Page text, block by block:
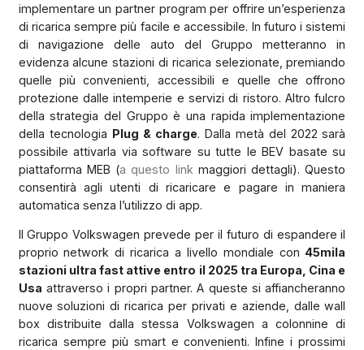
implementare un partner program per offrire un’esperienza
di ricarica sempre più facile e accessibile. In futuro i sistemi
di navigazione delle auto del Gruppo metteranno in
evidenza alcune stazioni di ricarica selezionate, premiando
quelle più convenienti, accessibili e quelle che offrono
protezione dalle intemperie e servizi di ristoro. Altro fulcro
della strategia del Gruppo è una rapida implementazione
della tecnologia Plug & charge. Dalla metà del 2022 sarà
possibile attivarla via software su tutte le BEV basate su
piattaforma MEB (a questo link maggiori dettagli). Questo
consentirà agli utenti di ricaricare e pagare in maniera
automatica senza l’utilizzo di app.
Il Gruppo Volkswagen prevede per il futuro di espandere il
proprio network di ricarica a livello mondiale con 45mila
stazioni ultra fast attive entro il 2025 tra Europa, Cina e
Usa attraverso i propri partner. A queste si affiancheranno
nuove soluzioni di ricarica per privati e aziende, dalle wall
box distribuite dalla stessa Volkswagen a colonnine di
ricarica sempre più smart e convenienti. Infine i prossimi